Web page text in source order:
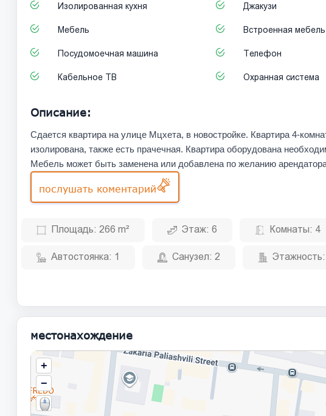
Изолированная кухня Джакузи
Мебель Встроенная мебель
Посудомоечная машина Телефон
Кабельное ТВ Охранная система
Описание:
Сдается квартира на улице Мцхета, в новостройке. Квартира 4-
изолирована, также есть прачечная. Квартира оборудована
Мебель может быть заменена или добавлена по желанию
послушать коментарий
Площадь: 266 m² Этаж: 6 Комнаты: 4
Автостоянка: 1 Санузел: 2 Этажность:
местонахождение